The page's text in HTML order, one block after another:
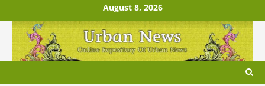
to
content
August 8, 2026